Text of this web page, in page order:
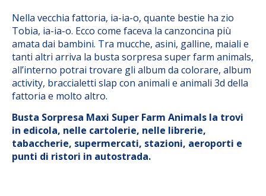
Nella vecchia fattoria, ia-ia-o, quante bestie ha zio
Tobia, ia-ia-o. Ecco come faceva la canzoncina più
amata dai bambini. Tra mucche, asini, galline, maiali e
tanti altri arriva la busta sorpresa super farm animals,
all’interno potrai trovare gli album da colorare, album
activity, braccialetti slap con animali e animali 3d della
fattoria e molto altro.
Busta Sorpresa Maxi Super Farm Animals la trovi
in edicola, nelle cartolerie, nelle librerie,
tabaccherie, supermercati, stazioni, aeroporti e
punti di ristori in autostrada.